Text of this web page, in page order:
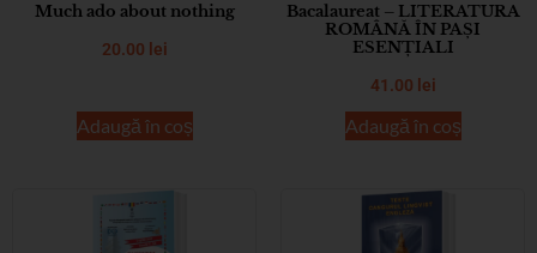
Much ado about nothing
20.00 lei
Adaugă în coș
Bacalaureat – LITERATURA
ROMÂNĂ ÎN PAȘI
ESENȚIALI
41.00 lei
Adaugă în coș